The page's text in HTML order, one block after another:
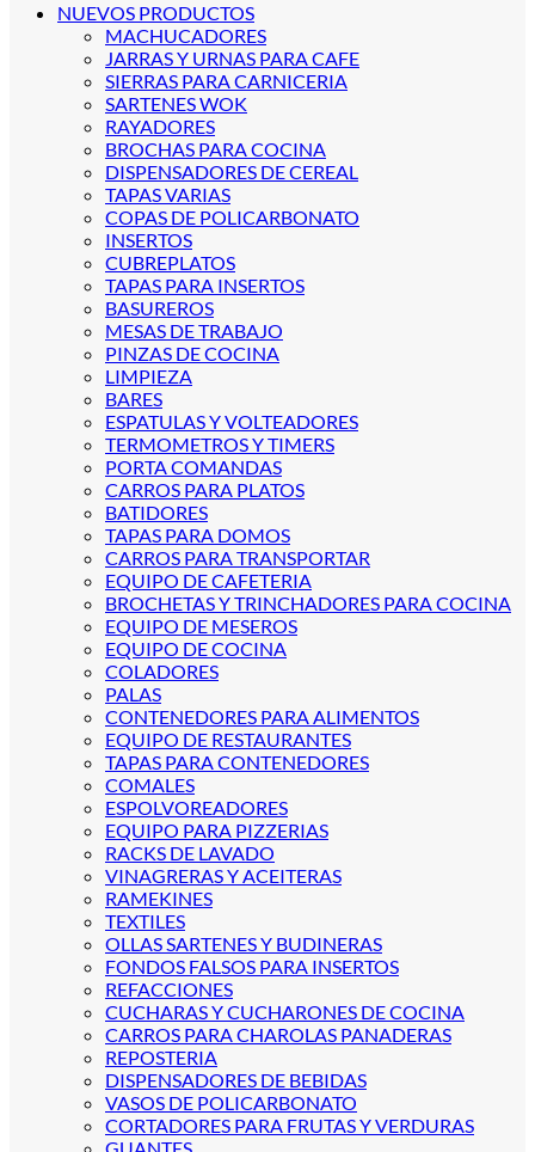
NUEVOS PRODUCTOS
MACHUCADORES
JARRAS Y URNAS PARA CAFE
SIERRAS PARA CARNICERIA
SARTENES WOK
RAYADORES
BROCHAS PARA COCINA
DISPENSADORES DE CEREAL
TAPAS VARIAS
COPAS DE POLICARBONATO
INSERTOS
CUBREPLATOS
TAPAS PARA INSERTOS
BASUREROS
MESAS DE TRABAJO
PINZAS DE COCINA
LIMPIEZA
BARES
ESPATULAS Y VOLTEADORES
TERMOMETROS Y TIMERS
PORTA COMANDAS
CARROS PARA PLATOS
BATIDORES
TAPAS PARA DOMOS
CARROS PARA TRANSPORTAR
EQUIPO DE CAFETERIA
BROCHETAS Y TRINCHADORES PARA COCINA
EQUIPO DE MESEROS
EQUIPO DE COCINA
COLADORES
PALAS
CONTENEDORES PARA ALIMENTOS
EQUIPO DE RESTAURANTES
TAPAS PARA CONTENEDORES
COMALES
ESPOLVOREADORES
EQUIPO PARA PIZZERIAS
RACKS DE LAVADO
VINAGRERAS Y ACEITERAS
RAMEKINES
TEXTILES
OLLAS SARTENES Y BUDINERAS
FONDOS FALSOS PARA INSERTOS
REFACCIONES
CUCHARAS Y CUCHARONES DE COCINA
CARROS PARA CHAROLAS PANADERAS
REPOSTERIA
DISPENSADORES DE BEBIDAS
VASOS DE POLICARBONATO
CORTADORES PARA FRUTAS Y VERDURAS